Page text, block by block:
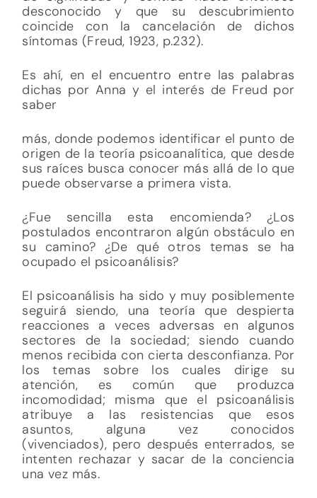
desconocido y que su descubrimiento
coincide con la cancelación de dichos
síntomas (Freud, 1923, p.232).
Es ahí, en el encuentro entre las palabras
dichas por Anna y el interés de Freud por
saber
más, donde podemos identificar el punto de
origen de la teoría psicoanalítica, que desde
sus raíces busca conocer más allá de lo que
puede observarse a primera vista.
¿Fue sencilla esta encomienda? ¿Los
postulados encontraron algún obstáculo en
su camino? ¿De qué otros temas se ha
ocupado el psicoanálisis?
El psicoanálisis ha sido y muy posiblemente
seguirá siendo, una teoría que despierta
reacciones a veces adversas en algunos
sectores de la sociedad; siendo cuando
menos recibida con cierta desconfianza. Por
los temas sobre los cuales dirige su
atención, es común que produzca
incomodidad; misma que el psicoanálisis
atribuye a las resistencias que esos
asuntos, alguna vez conocidos
(vivenciados), pero después enterrados, se
intenten rechazar y sacar de la conciencia
una vez más.